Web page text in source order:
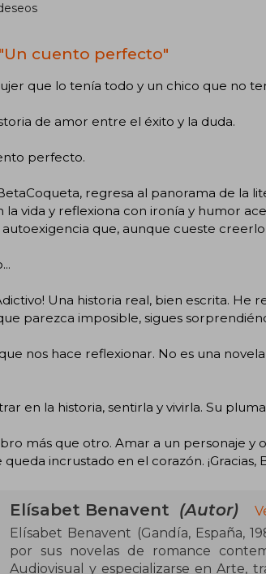
cuento perfecto"
que lo tenía todo y un chico que no
de amor entre el éxito y la duda.
perfecto.
regresa al panorama de la
la vida y reflexiona con ironía y humor
que, aunque cueste
Una historia real, bien escrita. He
parezca imposible, sigues
nos hace reflexionar. No es una
en la historia, sentirla y vivirla. Su
más que otro. Amar a un personaje y
incrustado en el corazón. ¡Gracias,
Elísabet Benavent (Autor)
Elísabet Benavent (Gandía, España,
por sus novelas de romance
Audiovisual y especializarse en Arte,